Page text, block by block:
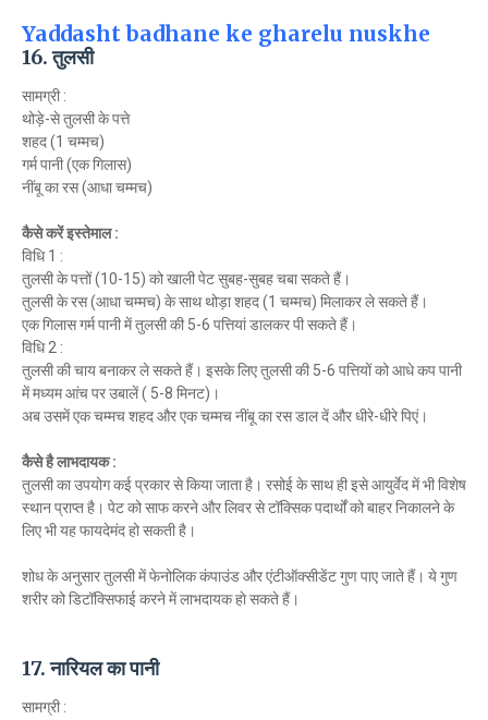
Yaddasht badhane ke gharelu nuskhe
16. तुलसी
सामग्री :
थोड़े-से तुलसी के पत्ते
शहद (1 चम्मच)
गर्म पानी (एक गिलास)
नींबू का रस (आधा चम्मच)
कैसे करें इस्तेमाल :
विधि 1 :
तुलसी के पत्तों (10-15) को खाली पेट सुबह-सुबह चबा सकते हैं।
तुलसी के रस (आधा चम्मच) के साथ थोड़ा शहद (1 चम्मच) मिलाकर ले सकते हैं।
एक गिलास गर्म पानी में तुलसी की 5-6 पत्तियां डालकर पी सकते हैं।
विधि 2 :
तुलसी की चाय बनाकर ले सकते हैं। इसके लिए तुलसी की 5-6 पत्तियों को आधे कप पानी
में मध्यम आंच पर उबालें ( 5-8 मिनट)।
अब उसमें एक चम्मच शहद और एक चम्मच नींबू का रस डाल दें और धीरे-धीरे पिएं।
कैसे है लाभदायक :
तुलसी का उपयोग कई प्रकार से किया जाता है। रसोई के साथ ही इसे आयुर्वेद में भी विशेष
स्थान प्राप्त है। पेट को साफ करने और लिवर से टॉक्सिक पदार्थों को बाहर निकालने के
लिए भी यह फायदेमंद हो सकती है।
शोध के अनुसार तुलसी में फेनोलिक कंपाउंड और एंटीऑक्सीडेंट गुण पाए जाते हैं। ये गुण
शरीर को डिटॉक्सिफाई करने में लाभदायक हाे सकते हैं।
17. नारियल का पानी
सामग्री :